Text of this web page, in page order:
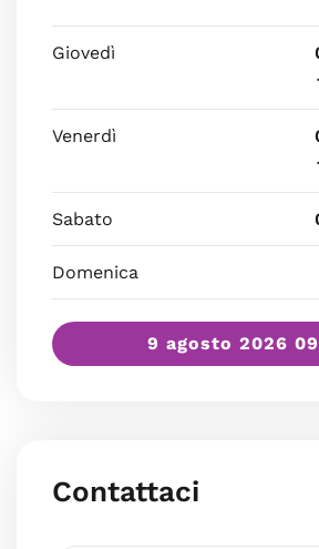
Giovedì
Venerdì
Sabato
Domenica
9 agosto 2026
Contattaci